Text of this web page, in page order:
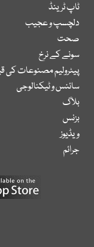
ٹاپ ٹرینڈ
دلچسپ و عجیب
صحت
سونے کے نرخ
پیٹرولیم مصنوعات کی
سائنس و ٹیکنالوجی
بلاگ
بزنس
ویڈیوز
جرائم